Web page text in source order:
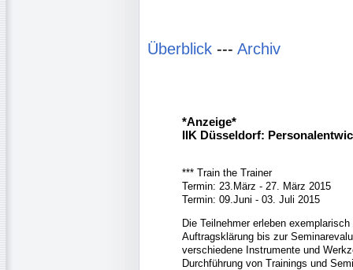
Überblick --- Archiv
*Anzeige*
IIK Düsseldorf:
*** Train the Trainer
Termin: 23.März - 27. März 2015
Termin: 09.Juni - 03. Juli 2015
Die Teilnehmer erleben
Auftragsklärung bis zur
verschiedene Instrumente und
Durchführung von Trainings und